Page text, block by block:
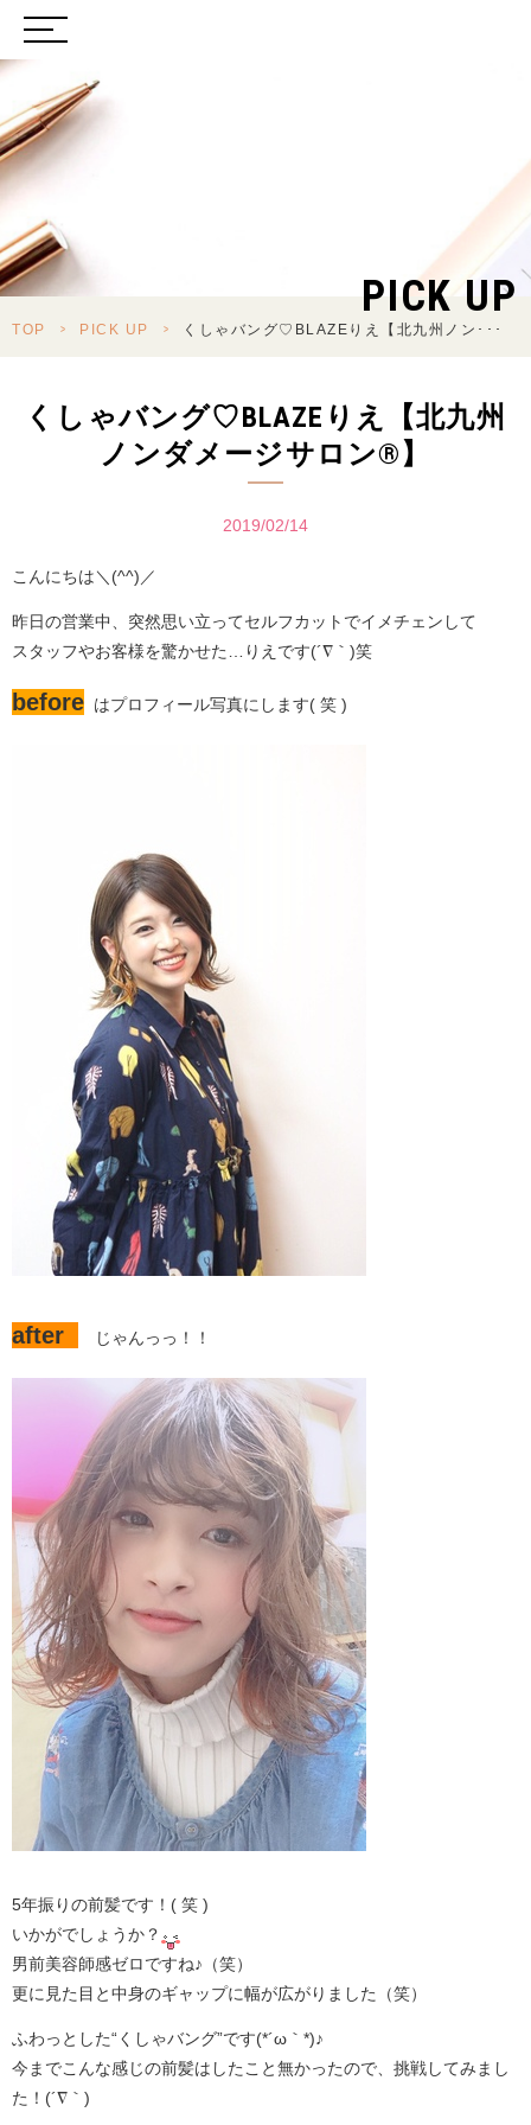
PICK UP
TOP > PICK UP > くしゃバング♡BLAZEりえ【北九州ノン･･･
くしゃバング♡BLAZEりえ【北九州
ノンダメージサロン®】
2019/02/14
こんにちは＼(^^)／
昨日の営業中、突然思い立ってセルフカットでイメチェンして
スタッフやお客様を驚かせた…りえです(´∇｀)笑
before はプロフィール写真にします( 笑 )
after じゃんっっ！！
5年振りの前髪です！( 笑 )
いかがでしょうか？
男前美容師感ゼロですね♪（笑）
更に見た目と中身のギャップに幅が広がりました（笑）
ふわっとした“くしゃバング”です(*´ω｀*)♪
今までこんな感じの前髪はしたこと無かったので、挑戦してみまし
た！(´∇｀)